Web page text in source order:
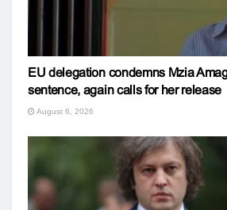
EU delegation condemns Mzia
sentence, again calls for her release
August 6, 2026